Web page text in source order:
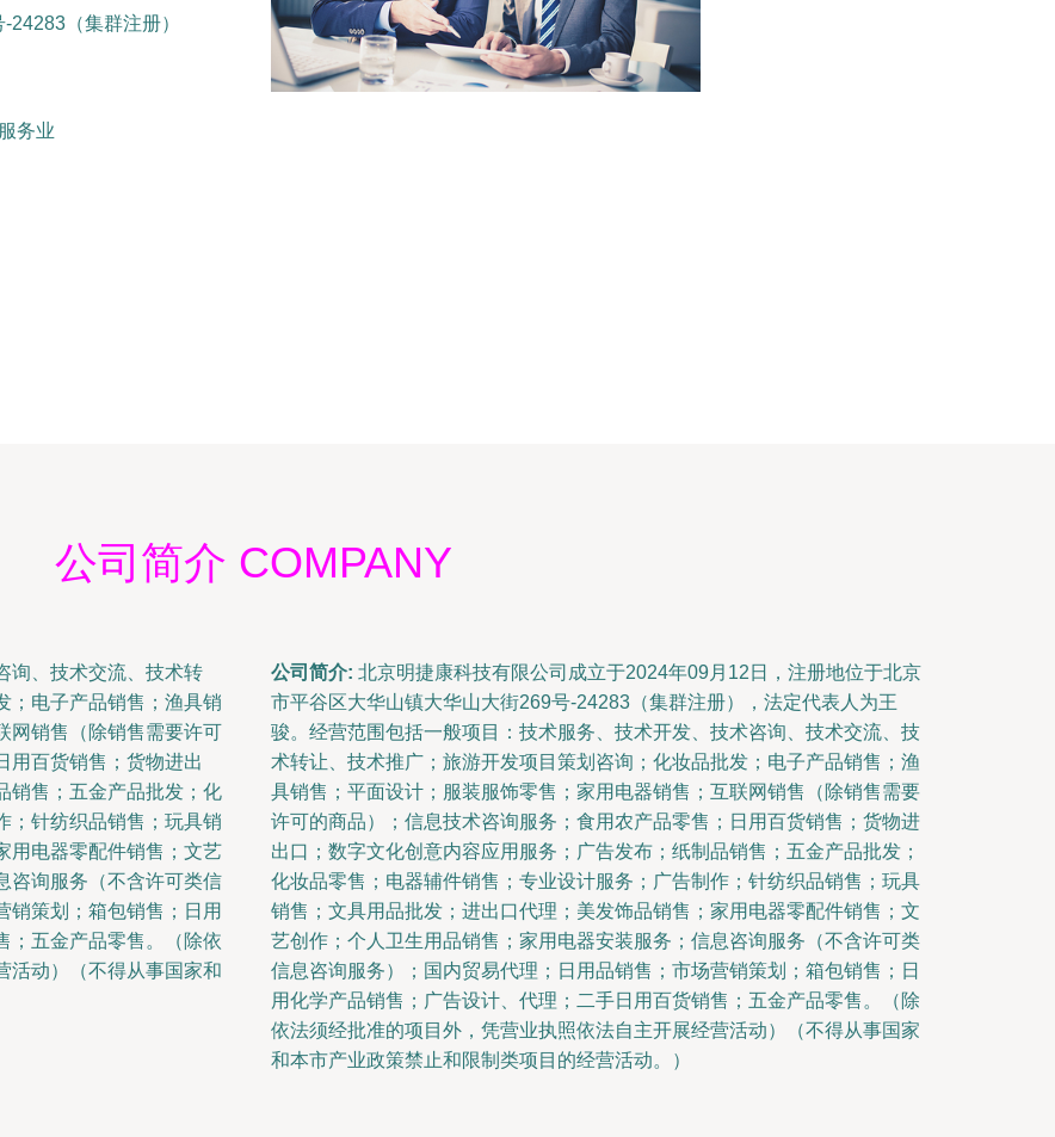
（集群注册）
务业
公司简介 COMPANY
询、技术交流、技术转
；电子产品销售；渔具销
网销售（除销售需要许可
用百货销售；货物进出
销售；五金产品批发；化
；针纺织品销售；玩具销
用电器零配件销售；文艺
咨询服务（不含许可类信
销策划；箱包销售；日用
；五金产品零售。（除依
活动）（不得从事国家和
公司简介: 北京明捷康科技有限公司成立于2024年09月12日，注册地位于北京
市平谷区大华山镇大华山大街269号-24283（集群注册），法定代表人为王
骏。经营范围包括一般项目：技术服务、技术开发、技术咨询、技术交流、技
术转让、技术推广；旅游开发项目策划咨询；化妆品批发；电子产品销售；渔
具销售；平面设计；服装服饰零售；家用电器销售；互联网销售（除销售需要
许可的商品）；信息技术咨询服务；食用农产品零售；日用百货销售；货物进
出口；数字文化创意内容应用服务；广告发布；纸制品销售；五金产品批发；
化妆品零售；电器辅件销售；专业设计服务；广告制作；针纺织品销售；玩具
销售；文具用品批发；进出口代理；美发饰品销售；家用电器零配件销售；文
艺创作；个人卫生用品销售；家用电器安装服务；信息咨询服务（不含许可类
信息咨询服务）；国内贸易代理；日用品销售；市场营销策划；箱包销售；日
用化学产品销售；广告设计、代理；二手日用百货销售；五金产品零售。（除
依法须经批准的项目外，凭营业执照依法自主开展经营活动）（不得从事国家
和本市产业政策禁止和限制类项目的经营活动。）